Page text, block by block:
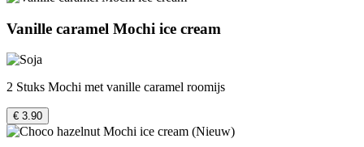
Vanille caramel Mochi ice cream
2 Stuks Mochi met vanille caramel roomijs
€ 3.90